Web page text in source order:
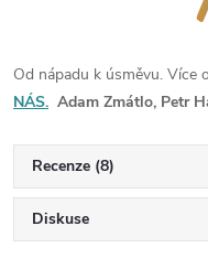
Od nápadu k úsměvu. Více
NÁS. Adam Zmátlo, Petr
Recenze (8)
Diskuse